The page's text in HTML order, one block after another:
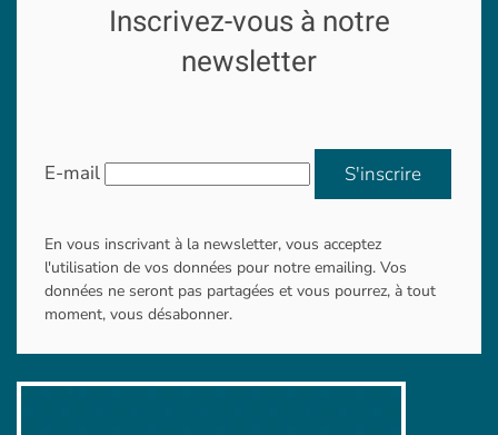
Inscrivez-vous à notre
newsletter
E-mail S'inscrire
En vous inscrivant à la newsletter, vous acceptez
l'utilisation de vos données pour notre emailing. Vos
données ne seront pas partagées et vous pourrez, à tout
moment, vous désabonner.